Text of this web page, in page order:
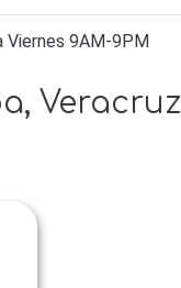
Viernes 9AM-9PM
Veracruz